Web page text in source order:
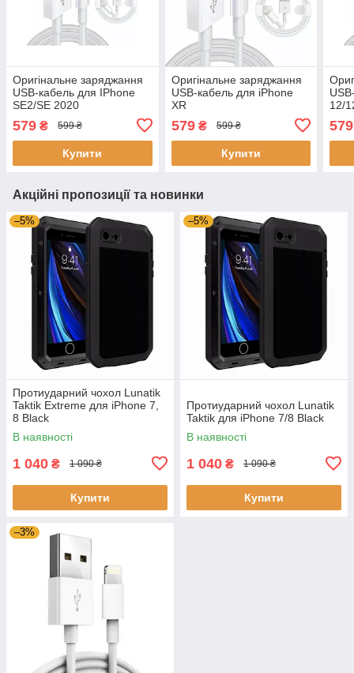
Оригінальне заряджання
USB-кабель для IPhone
SE2/SE 2020
579 ₴ 599 ₴
Купити
Оригінальне заряджання
USB-кабель для iPhone
XR
579₴ 599 ₴
Купити
12/
579
Акційні пропозиції та новинки
–5%
Протиударний чохол Lunatik
Taktik Extreme для iPhone 7,
8 Black
В наявності
1 040 ₴ 1 090 ₴
Купити
–5%
Протиударний чохол Lunatik
Taktik для iPhone 7/8 Black
В наявності
1 040 ₴ 1 090 ₴
Купити
–3%